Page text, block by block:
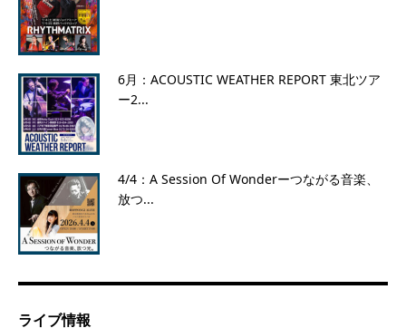
6月：ACOUSTIC WEATHER REPORT 東北ツア
ー2...
4/4：A Session Of Wonderーつながる音楽、
放つ...
ライブ情報